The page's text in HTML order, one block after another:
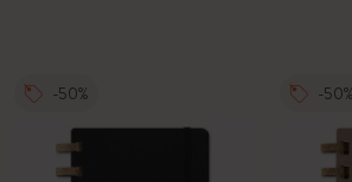
-50% -50%